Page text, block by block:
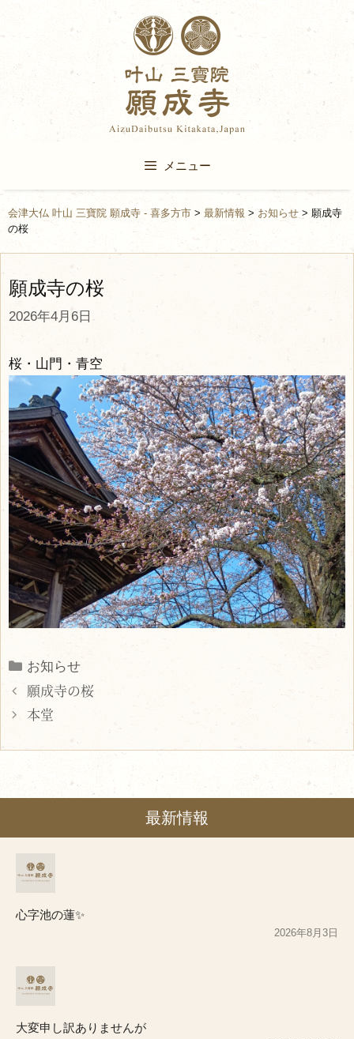
to
content
メニュー
会津大仏 叶山 三寶院 願成寺 - 喜多方市 > 最新情報 > お知らせ > 願成寺
の桜
願成寺の桜
2026年4月6日
桜・山門・青空
Categories
お知らせ
願成寺の桜
本堂
最新情報
心字池の蓮✨
2026年8月3日
大変申し訳ありませんが